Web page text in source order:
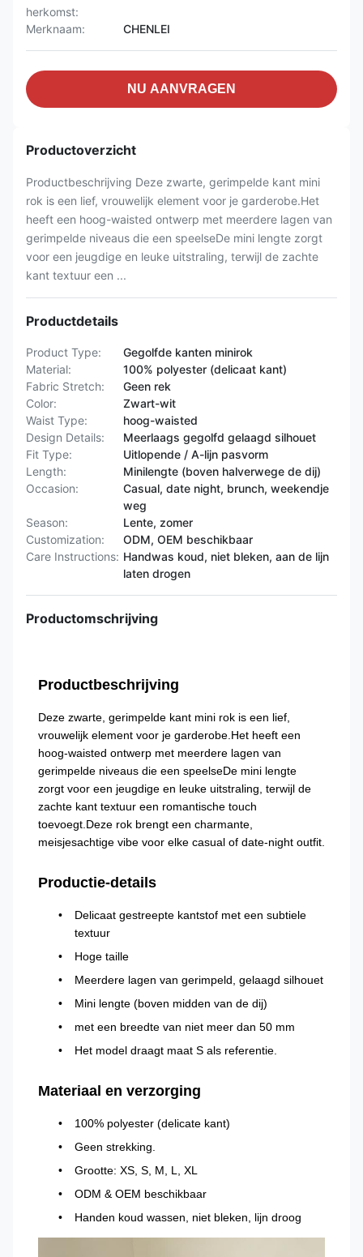
herkomst:
Merknaam: CHENLEI
NU AANVRAGEN
Productoverzicht
Productbeschrijving Deze zwarte, gerimpelde kant mini
rok is een lief, vrouwelijk element voor je garderobe.Het
heeft een hoog-waisted ontwerp met meerdere lagen van
gerimpelde niveaus die een speelseDe mini lengte zorgt
voor een jeugdige en leuke uitstraling, terwijl de zachte
kant textuur een ...
Productdetails
Product Type:
Gegolfde kanten minirok
Material:
100% polyester (delicaat kant)
Fabric Stretch:
Geen rek
Color:
Zwart-wit
Waist Type:
hoog-waisted
Design Details:
Meerlaags gegolfd gelaagd silhouet
Fit Type:
Uitlopende / A-lijn pasvorm
Length:
Minilengte (boven halverwege de dij)
Occasion:
Casual, date night, brunch, weekendje
weg
Season:
Lente, zomer
Customization:
ODM, OEM beschikbaar
Care Instructions: Handwas koud, niet bleken, aan de lijn
laten drogen
Productomschrijving
Productbeschrijving
Deze zwarte, gerimpelde kant mini rok is een lief,
vrouwelijk element voor je garderobe.Het heeft een
hoog-waisted ontwerp met meerdere lagen van
gerimpelde niveaus die een speelseDe mini lengte
zorgt voor een jeugdige en leuke uitstraling, terwijl de
zachte kant textuur een romantische touch
toevoegt.Deze rok brengt een charmante,
meisjesachtige vibe voor elke casual of date-night outfit.
Productie-details
Delicaat gestreepte kantstof met een subtiele
textuur
Hoge taille
Meerdere lagen van gerimpeld, gelaagd silhouet
Mini lengte (boven midden van de dij)
met een breedte van niet meer dan 50 mm
Het model draagt maat S als referentie.
Materiaal en verzorging
100% polyester (delicate kant)
Geen strekking.
Grootte: XS, S, M, L, XL
ODM & OEM beschikbaar
Handen koud wassen, niet bleken, lijn droog